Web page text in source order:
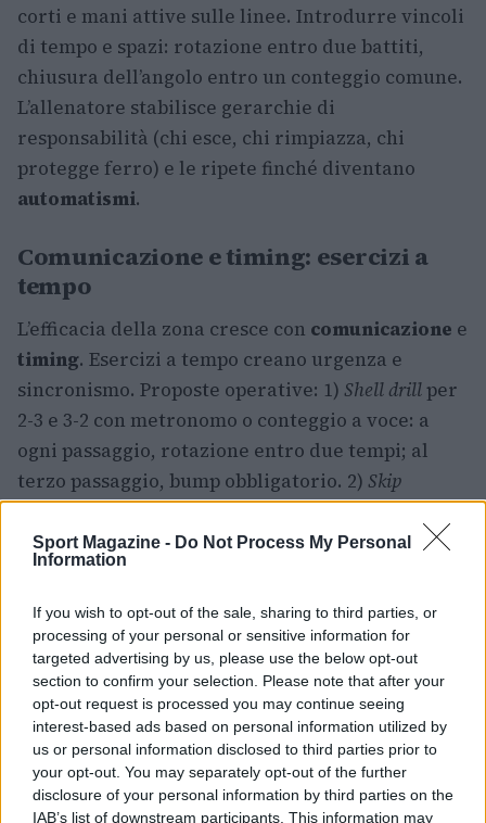
Sport Magazine - Do Not Process My Personal
Information
If you wish to opt-out of the sale, sharing to third parties, or
processing of your personal or sensitive information for
targeted advertising by us, please use the below opt-out
section to confirm your selection. Please note that after your
opt-out request is processed you may continue seeing
interest-based ads based on personal information utilized by
us or personal information disclosed to third parties prior to
your opt-out. You may separately opt-out of the further
disclosure of your personal information by third parties on the
IAB’s list of downstream participants. This information may
corti e mani attive sulle linee. Introdurre vincoli
di tempo e spazi: rotazione entro due battiti,
chiusura dell’angolo entro un conteggio comune.
L’allenatore stabilisce gerarchie di
responsabilità (chi esce, chi rimpiazza, chi
protegge ferro) e le ripete finché diventano
automatismi.
Comunicazione e timing: esercizi a
tempo
L’efficacia della zona cresce con comunicazione e
timing. Esercizi a tempo creano urgenza e
sincronismo. Proposte operative: 1) Shell drillper
2-3 e 3-2 con metronomo o conteggio a voce: a
ogni passaggio, rotazione entro due tempi; al
terzo passaggio, bump obbligatorio. 2) Skip
closeoutattacco fa girare palla e alterna skip; la
difesa deve completare bump e chiudere entro
un conteggio predeterminato. 3)
tiro, ogni difensore chiama il proprio tagliafuori
entro un tempo; mancata chiamata annulla il
punto.
Si può aggiungere una variante “+1 rimbalzo”:
possesso difensivo valido solo con rimbalzo
catturato entro due secondi. Un’altra variante
premia la squadra che completa tre rotazioni